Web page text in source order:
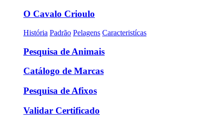
O Cavalo Crioulo
História Padrão Pelagens Caracteristícas
Pesquisa de Animais
Catálogo de Marcas
Pesquisa de Afixos
Validar Certificado